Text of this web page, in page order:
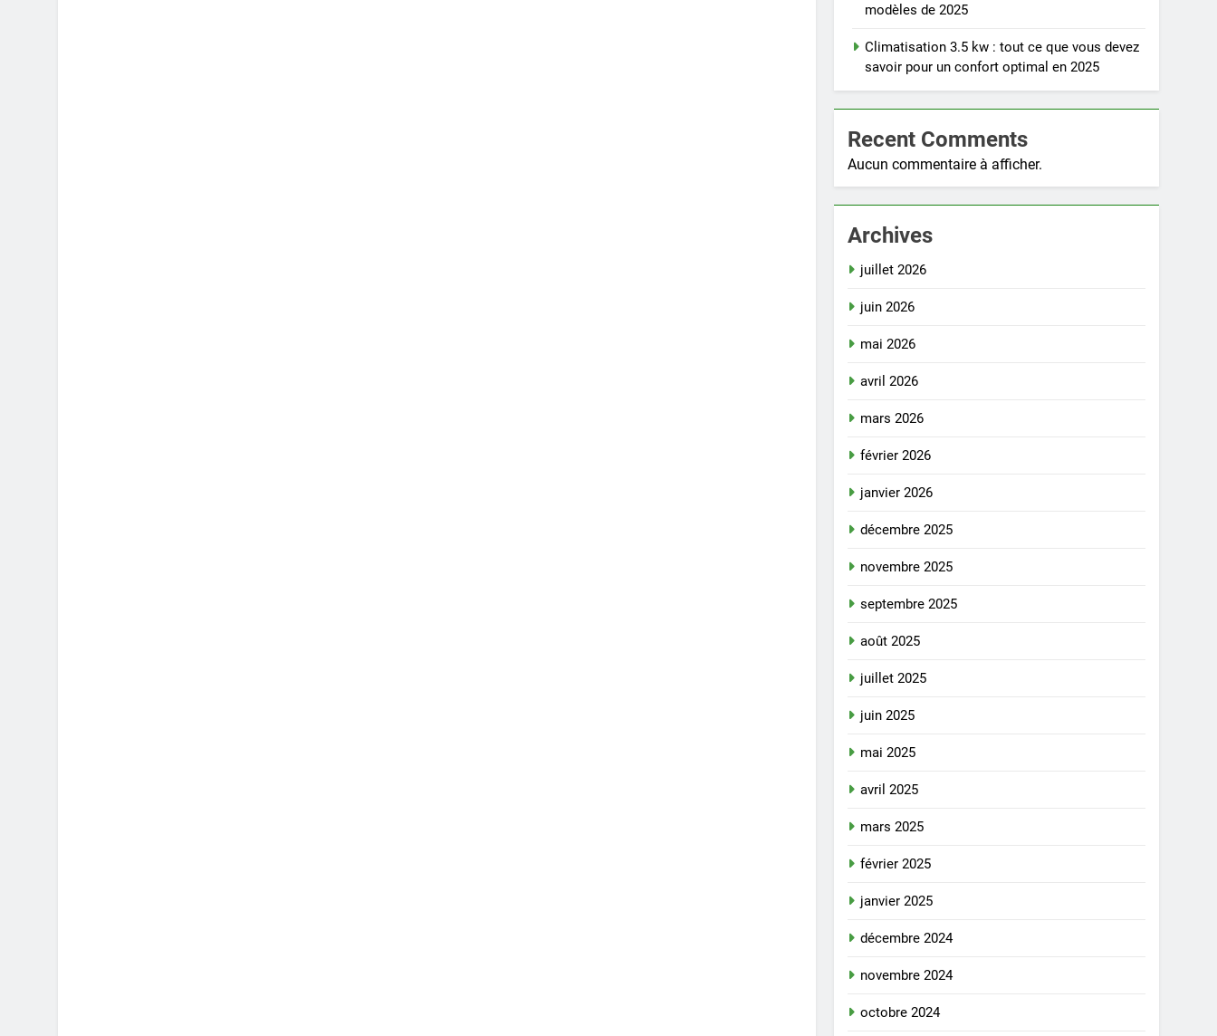
modèles de 2025
Climatisation 3.5 kw : tout ce que vous devez
savoir pour un confort optimal en 2025
Recent Comments
Aucun commentaire à afficher.
Archives
juillet 2026
juin 2026
mai 2026
avril 2026
mars 2026
février 2026
janvier 2026
décembre 2025
novembre 2025
septembre 2025
août 2025
juillet 2025
juin 2025
mai 2025
avril 2025
mars 2025
février 2025
janvier 2025
décembre 2024
novembre 2024
octobre 2024